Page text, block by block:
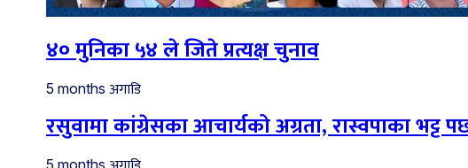
४० मुनिका ५४ ले जिते प्रत्यक्ष चुनाव
5 months अगाडि
रसुवामा कांग्रेसका आचार्यको अग्रता, रास्वपाका भट्ट